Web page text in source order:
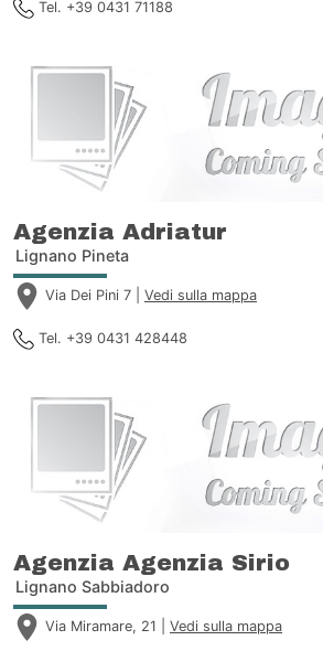
Tel. +39 0431 71188
Agenzia Adriatur
Lignano Pineta
Via Dei Pini 7 | Vedi sulla mappa
Tel. +39 0431 428448
Agenzia Agenzia Sirio
Lignano Sabbiadoro
Via Miramare, 21 | Vedi sulla mappa